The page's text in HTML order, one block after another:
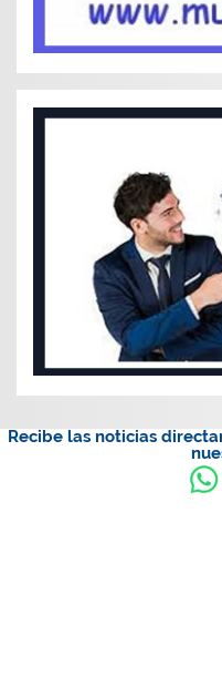
Recibe las noticias